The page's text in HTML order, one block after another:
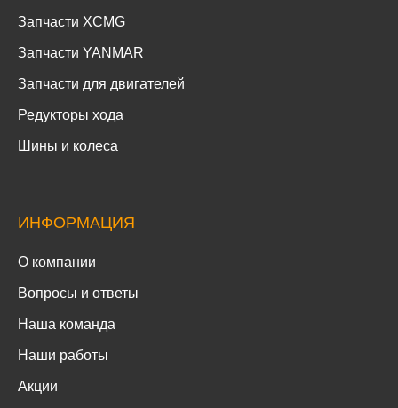
Запчасти XCMG
Запчасти YANMAR
Запчасти для двигателей
Редукторы хода
Шины и колеса
ИНФОРМАЦИЯ
О компании
Вопросы и ответы
Наша команда
Наши работы
Акции